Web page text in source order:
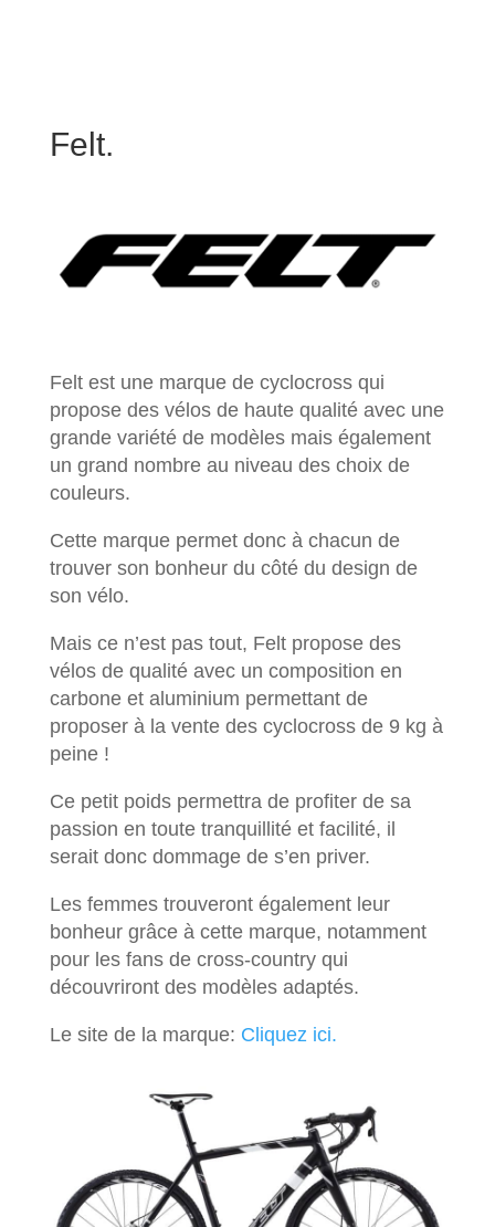
Felt.
Felt est une marque de cyclocross qui
propose des vélos de haute qualité avec une
grande variété de modèles mais également
un grand nombre au niveau des choix de
couleurs.
Cette marque permet donc à chacun de
trouver son bonheur du côté du design de
son vélo.
Mais ce n’est pas tout, Felt propose des
vélos de qualité avec un composition en
carbone et aluminium permettant de
proposer à la vente des cyclocross de 9 kg à
peine !
Ce petit poids permettra de profiter de sa
passion en toute tranquillité et facilité, il
serait donc dommage de s’en priver.
Les femmes trouveront également leur
bonheur grâce à cette marque, notamment
pour les fans de cross-country qui
découvriront des modèles adaptés.
Le site de la marque: Cliquez ici.